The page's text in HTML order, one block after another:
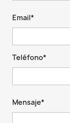
Email*
Teléfono*
Mensaje*